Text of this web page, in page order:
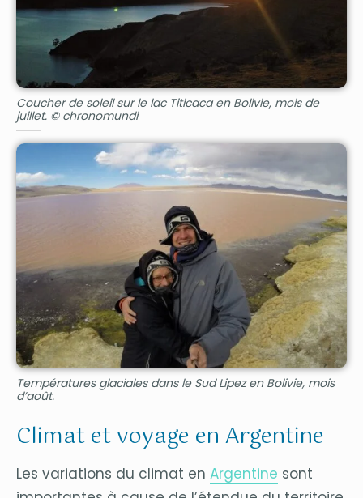
Coucher de soleil sur le lac Titicaca en Bolivie, mois de
juillet. © chronomundi
Températures glaciales dans le Sud Lipez en Bolivie, mois
d’août.
Climat et voyage en Argentine
Les variations du climat en Argentine sont